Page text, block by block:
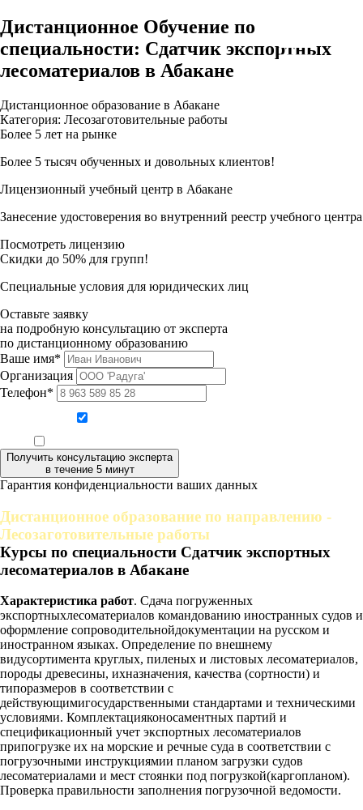
Дистанционное Обучение по
специальности: Сдатчик экспортных
лесоматериалов в Абакане
Дистанционное образование в Абакане
Категория: Лесозаготовительные работы
Более 5 лет на рынке
Более 5 тысяч обученных и довольных клиентов!
Лицензионный учебный центр в Абакане
Занесение удостоверения во внутренний реестр учебного центра
Посмотреть лицензию
Скидки до 50% для групп!
Специальные условия для юридических лиц
Оставьте заявку
на подробную консультацию от эксперта
по дистанционному образованию
Ваше имя*
Организация
Телефон*
Получить консультацию эксперта
в течение 5 минут
Гарантия конфиденциальности ваших данных
Дистанционное образование по направлению -
Лесозаготовительные работы
Курсы по специальности Сдатчик экспортных
лесоматериалов в Абакане
Характеристика работ. Сдача погруженных
экспортныхлесоматериалов командованию иностранных судов и
оформление сопроводительнойдокументации на русском и
иностранном языках. Определение по внешнему
видусортимента круглых, пиленых и листовых лесоматериалов,
породы древесины, ихназначения, качества (сортности) и
типоразмеров в соответствии с
действующимигосударственными стандартами и техническими
условиями. Комплектацияконосаментных партий и
спецификационный учет экспортных лесоматериалов
припогрузке их на морские и речные суда в соответствии с
погрузочными инструкциямии планом загрузки судов
лесоматериалами и мест стоянки под погрузкой(каргопланом).
Проверка правильности заполнения погрузочной ведомости.